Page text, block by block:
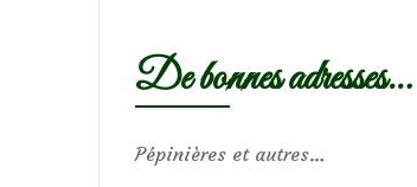
De bonnes adresses…
Pépinières et autres…